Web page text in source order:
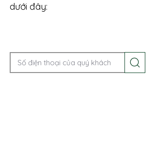
dưới đây: